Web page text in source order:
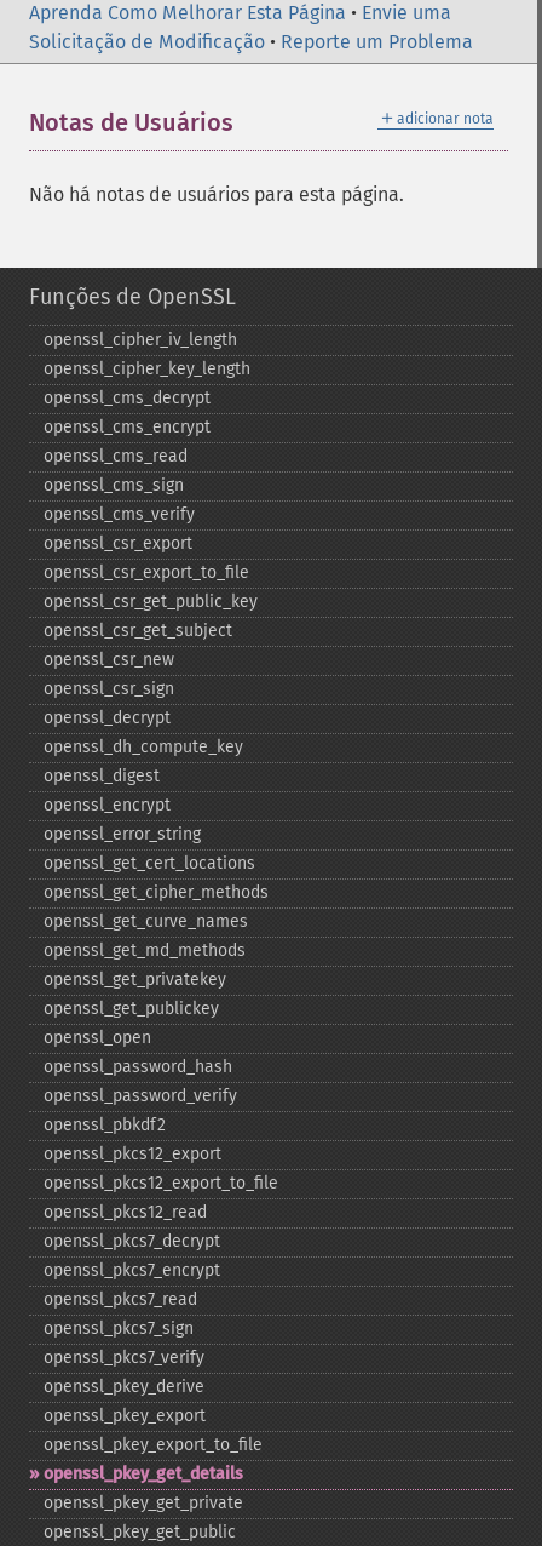
Aprenda Como Melhorar Esta Página • Envie uma
Solicitação de Modificação • Reporte um Problema
＋ adicionar nota
Notas de Usuários
Não há notas de usuários para esta página.
Funções de OpenSSL
openssl_​cipher_​iv_​length
openssl_​cipher_​key_​length
openssl_​cms_​decrypt
openssl_​cms_​encrypt
openssl_​cms_​read
openssl_​cms_​sign
openssl_​cms_​verify
openssl_​csr_​export
openssl_​csr_​export_​to_​file
openssl_​csr_​get_​public_​key
openssl_​csr_​get_​subject
openssl_​csr_​new
openssl_​csr_​sign
openssl_​decrypt
openssl_​dh_​compute_​key
openssl_​digest
openssl_​encrypt
openssl_​error_​string
openssl_​get_​cert_​locations
openssl_​get_​cipher_​methods
openssl_​get_​curve_​names
openssl_​get_​md_​methods
openssl_​get_​privatekey
openssl_​get_​publickey
openssl_​open
openssl_​password_​hash
openssl_​password_​verify
openssl_​pbkdf2
openssl_​pkcs12_​export
openssl_​pkcs12_​export_​to_​file
openssl_​pkcs12_​read
openssl_​pkcs7_​decrypt
openssl_​pkcs7_​encrypt
openssl_​pkcs7_​read
openssl_​pkcs7_​sign
openssl_​pkcs7_​verify
openssl_​pkey_​derive
openssl_​pkey_​export
openssl_​pkey_​export_​to_​file
openssl_​pkey_​get_​details
openssl_​pkey_​get_​private
openssl_​pkey_​get_​public